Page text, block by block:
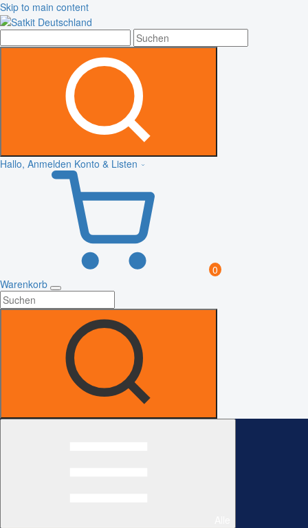
Skip to main content
Hallo, Anmelden Konto & Listen
0
Warenkorb